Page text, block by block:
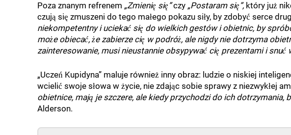
Poza znanym refrenem „Zmienię się”czy „Postaram się”, który już
czują się zmuszeni do tego małego pokazu siły, by zdobyć serce
niekompetentny i uciekać się do wielkich gestów i obietnic, by
może obiecać, że zabierze cię w podróż, ale nigdy nie dotrzyma
zainteresowanie, musi nieustannie obsypywać cię prezentami i snuć
„Uczeń Kupidyna” maluje również inny obraz: ludzie o niskiej
wcielić swoje słowa w życie, nie zdając sobie sprawy z niezwykłej
obietnice, mają je szczere, ale kiedy przychodzi do ich dotrzymania,
Alderson.